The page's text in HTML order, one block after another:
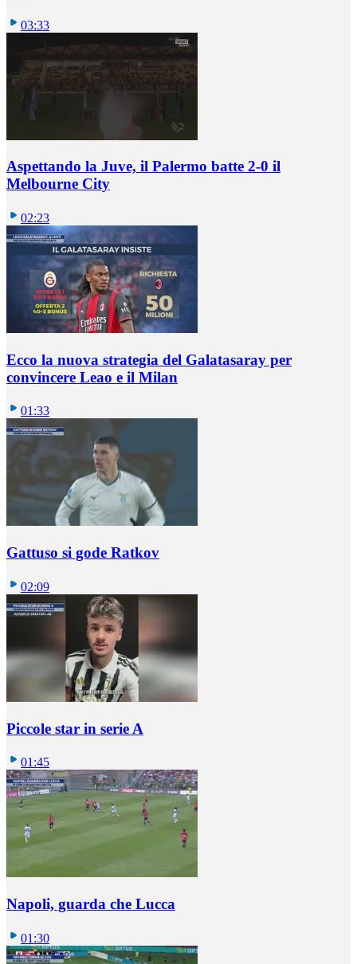
03:33
Aspettando la Juve, il Palermo batte 2-0 il
Melbourne City
02:23
Ecco la nuova strategia del Galatasaray per
convincere Leao e il Milan
01:33
Gattuso si gode Ratkov
02:09
Piccole star in serie A
01:45
Napoli, guarda che Lucca
01:30